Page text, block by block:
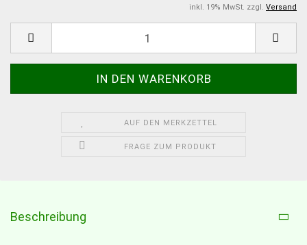
inkl. 19% MwSt. zzgl. Versand
AUF DEN MERKZETTEL
FRAGE ZUM PRODUKT
Beschreibung